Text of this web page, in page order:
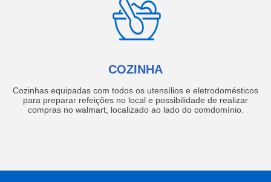
COZINHA
Cozinhas equipadas com todos os utensílios e eletrodomésticos
para preparar refeições no local e possibilidade de realizar
compras no walmart, localizado ao lado do comdomínio.